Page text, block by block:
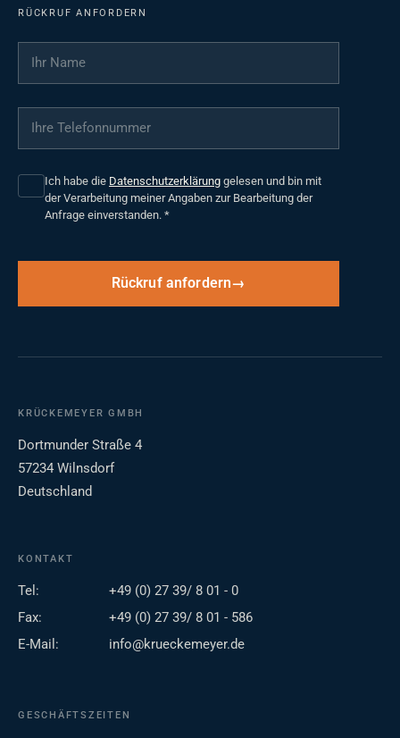
RÜCKRUF ANFORDERN
Ihr Name
Ihre Telefonnummer
Ich habe die Datenschutzerklärung gelesen und bin mit
der Verarbeitung meiner Angaben zur Bearbeitung der
Anfrage einverstanden. *
Rückruf anfordern
KRÜCKEMEYER GMBH
Dortmunder Straße 4
57234 Wilnsdorf
Deutschland
KONTAKT
Tel:
+49 (0) 27 39/ 8 01 - 0
Fax:
+49 (0) 27 39/ 8 01 - 586
E-Mail:
info@krueckemeyer.de
GESCHÄFTSZEITEN